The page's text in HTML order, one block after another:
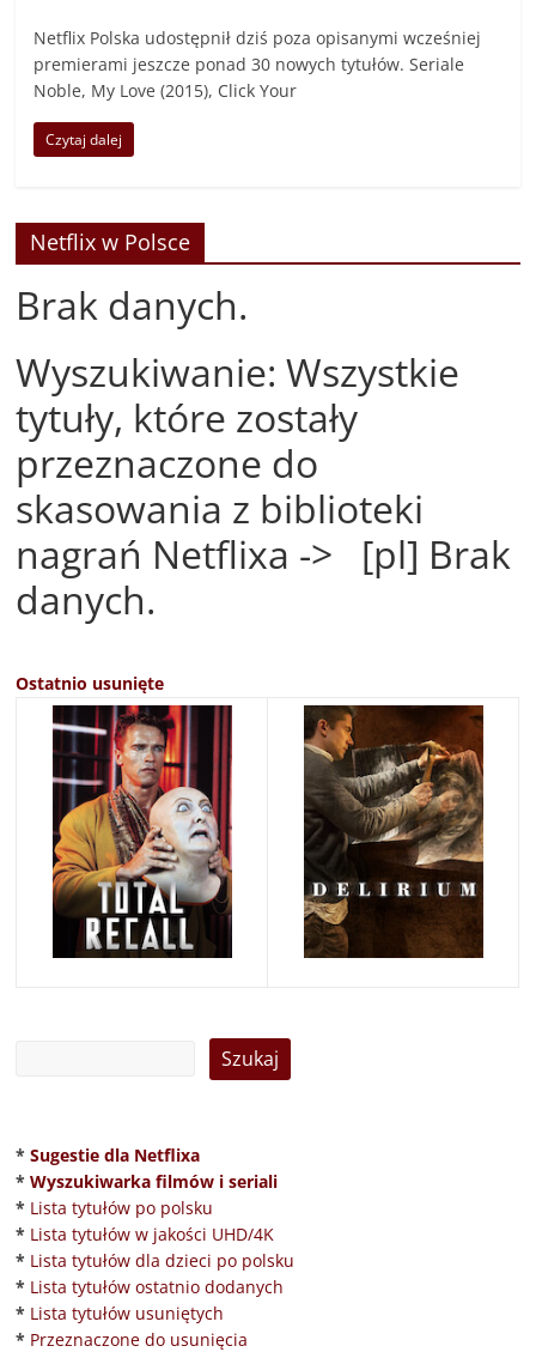
Netflix Polska udostępnił dziś poza opisanymi wcześniej
premierami jeszcze ponad 30 nowych tytułów. Seriale
Noble, My Love (2015), Click Your
Czytaj dalej
Netflix w Polsce
Brak danych.
Wyszukiwanie: Wszystkie
tytuły, które zostały
przeznaczone do
skasowania z biblioteki
nagrań Netflixa -> [pl] Brak
danych.
Ostatnio usunięte
* Sugestie dla Netflixa
* Wyszukiwarka filmów i seriali
* Lista tytułów po polsku
* Lista tytułów w jakości UHD/4K
* Lista tytułów dla dzieci po polsku
* Lista tytułów ostatnio dodanych
* Lista tytułów usuniętych
* Przeznaczone do usunięcia